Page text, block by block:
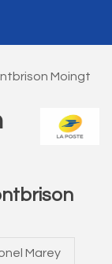
Moingt
Marey